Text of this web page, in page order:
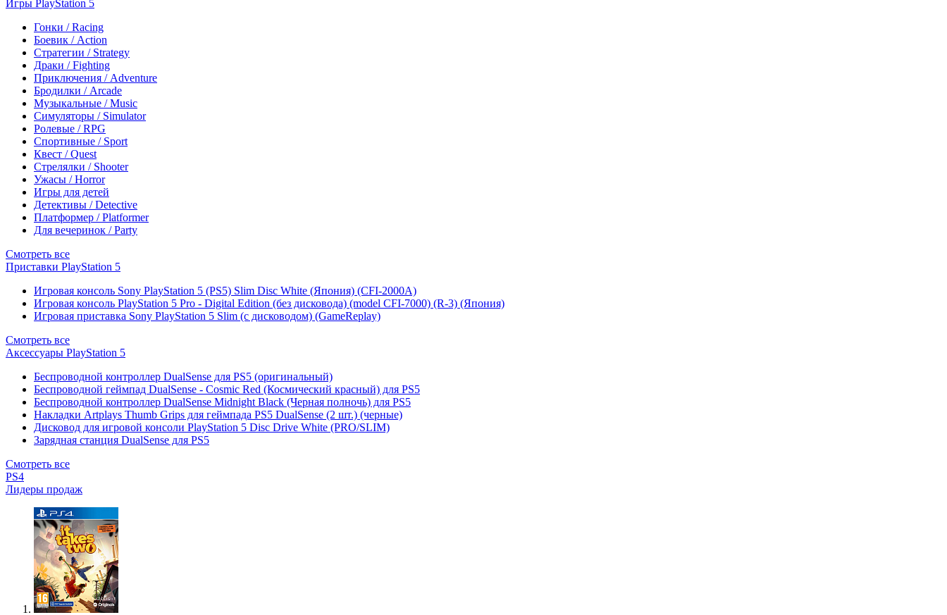
Игры PlayStation 5
Гонки / Racing
Боевик / Action
Стратегии / Strategy
Драки / Fighting
Приключения / Adventure
Бродилки / Arcade
Музыкальные / Music
Симуляторы / Simulator
Ролевые / RPG
Спортивные / Sport
Квест / Quest
Стрелялки / Shooter
Ужасы / Horror
Игры для детей
Детективы / Detective
Платформер / Platformer
Для вечеринок / Party
Смотреть все
Приставки PlayStation 5
Игровая консоль Sony PlayStation 5 (PS5) Slim Disc White (Япония) (CFI-2000A)
Игровая консоль PlayStation 5 Pro - Digital Edition (без дисковода) (model CFI-7000) (R-3) (Япония)
Игровая приставка Sony PlayStation 5 Slim (с дисководом) (GameReplay)
Смотреть все
Аксессуары PlayStation 5
Беспроводной контроллер DualSense для PS5 (оригинальный)
Беспроводной геймпад DualSense - Cosmic Red (Космический красный) для PS5
Беспроводной контроллер DualSense Midnight Black (Черная полночь) для PS5
Накладки Artplays Thumb Grips для геймпада PS5 DualSense (2 шт.) (черные)
Дисковод для игровой консоли PlayStation 5 Disc Drive White (PRO/SLIM)
Зарядная станция DualSense для PS5
Смотреть все
PS4
Лидеры продаж